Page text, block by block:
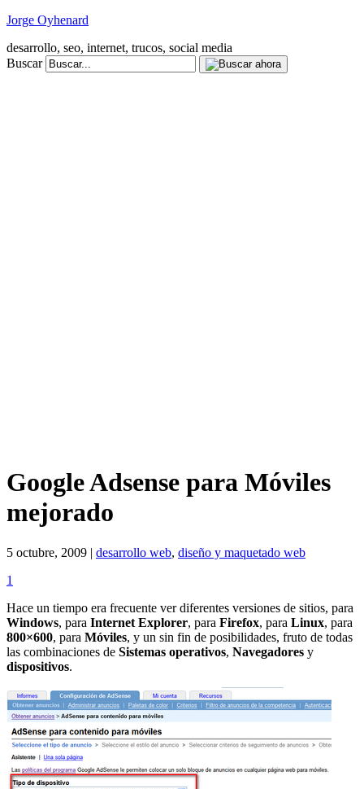
Jorge Oyhenard
desarrollo, seo, internet, trucos, social media
Buscar
Google Adsense para Móviles
mejorado
5 octubre, 2009 | desarrollo web, diseño y maquetado web
1
Hace un tiempo era frecuente ver diferentes versiones de sitios, para
Windows, para Internet Explorer, para Firefox, para Linux, para
800×600, para Móviles, y un sin fin de posibilidades, fruto de todas
las combinaciones de Sistemas operativos, Navegadores y
dispositivos.